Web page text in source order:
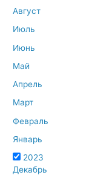
Август
Июль
Июнь
Май
Апрель
Март
Февраль
Январь
2023
Декабрь